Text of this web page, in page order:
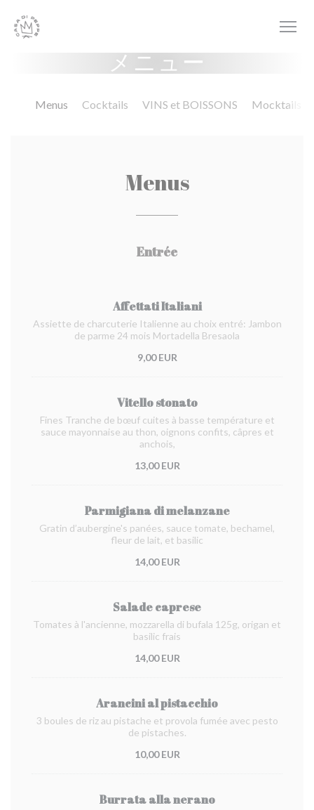
メニュー
Menus Cocktails VINS et BOISSONS Mocktails
Menus
Entrée
Affettati Italiani
Assiette de charcuterie Italienne au choix entré: Jambon
de parme 24 mois Mortadella Bresaola
9,00 EUR
Vitello stonato
Fines Tranche de bœuf cuites à basse température et
sauce mayonnaise au thon, oignons confits, câpres et
anchois,
13,00 EUR
Parmigiana di melanzane
Gratin d’aubergine's panées, sauce tomate, bechamel,
fleur de lait, et basilic
14,00 EUR
Salade caprese
Tomates à l'ancienne, mozzarella di bufala 125g, origan et
basilic frais
14,00 EUR
Arancini al pistacchio
3 boules de riz au pistache et provola fumée avec pesto
de pistaches.
10,00 EUR
Burrata alla nerano